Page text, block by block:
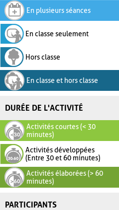
En plusieurs séances
En classe seulement
Hors classe
En classe et hors classe
DURÉE DE L'ACTIVITÉ
Activités courtes (< 30
minutes)
Activités développées
(Entre 30 et 60 minutes)
Activités élaborées (> 60
minutes)
PARTICIPANTS